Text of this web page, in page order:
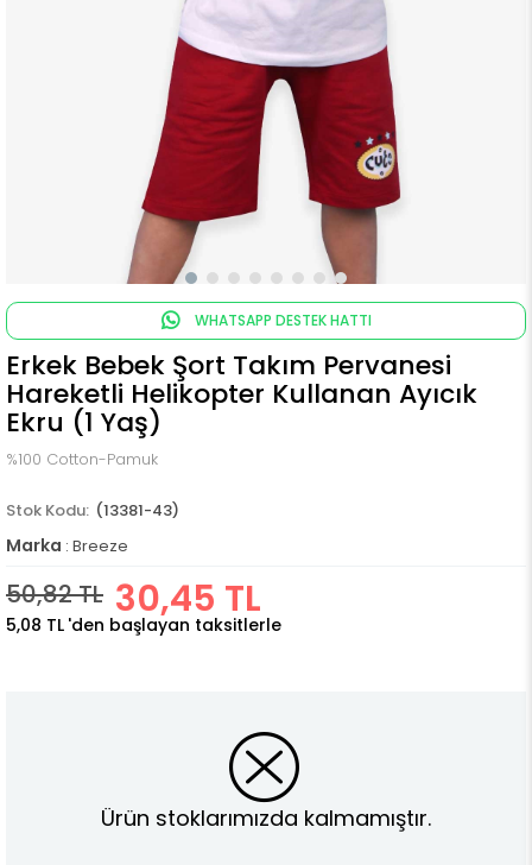
WHATSAPP DESTEK HATTI
Erkek Bebek Şort Takım Pervanesi
Hareketli Helikopter Kullanan Ayıcık
Ekru (1 Yaş)
%100 Cotton-Pamuk
(13381-43)
Marka : Breeze
50,82 TL 30,45 TL
5,08 TL 'den başlayan taksitlerle
Ürün stoklarımızda kalmamıştır.